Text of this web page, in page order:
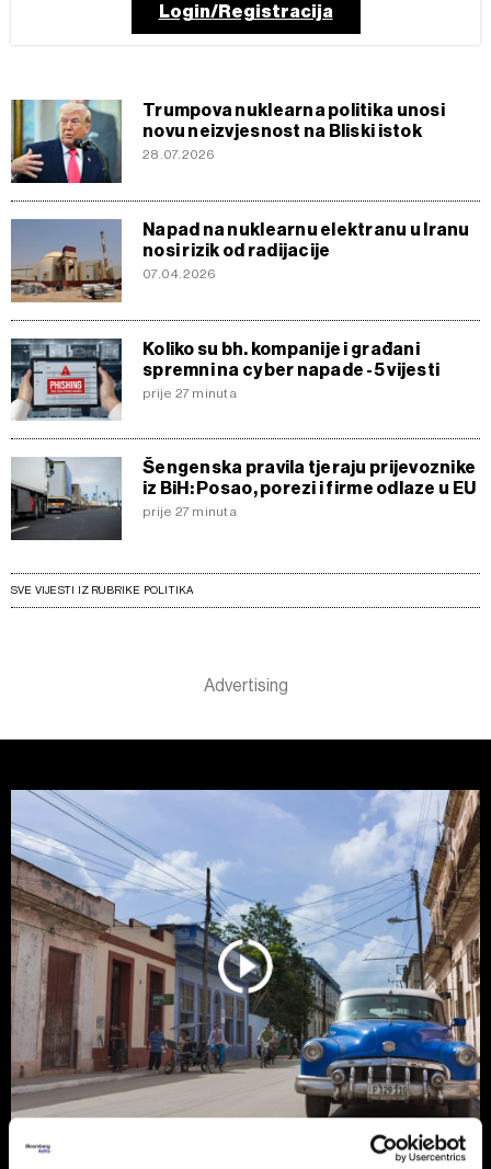
Login/Registracija
Trumpova nuklearna politika unosi
novu neizvjesnost na Bliski istok
28.07.2026
Napad na nuklearnu elektranu u Iranu
nosi rizik od radijacije
07.04.2026
Koliko su bh. kompanije i građani
spremni na cyber napade -5 vijesti
prije 27 minuta
Šengenska pravila tjeraju prijevoznike
iz BiH: Posao, porezi i firme odlaze u EU
prije 27 minuta
SVE VIJESTI IZ RUBRIKE POLITIKA